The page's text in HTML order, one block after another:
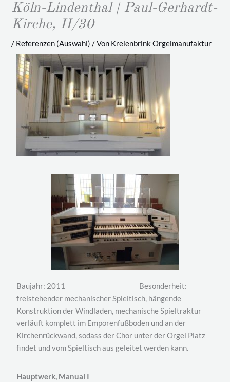
Köln-Lindenthal | Paul-Gerhardt-
Kirche, II/30
/ Referenzen (Auswahl) / Von Kreienbrink Orgelmanufaktur
Baujahr: 2011 Besonderheit:
freistehender mechanischer Spieltisch, hängende
Konstruktion der Windladen, mechanische Spieltraktur
verläuft komplett im Emporenfußboden und an der
Kirchenrückwand, sodass der Chor unter der Orgel Platz
findet und vom Spieltisch aus geleitet werden kann.
Hauptwerk, Manual I